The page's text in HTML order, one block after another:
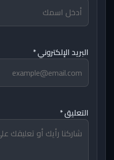
البريد الإلكتروني *
التعليق *